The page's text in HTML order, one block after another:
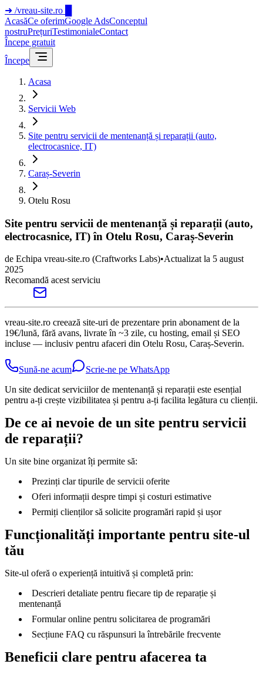
➜ /vreau-site.ro
AcasăCe oferimGoogle AdsConceptul
nostruPrețuriTestimonialeContact
Începe gratuit
Începe
Acasa
Servicii Web
Site pentru servicii de mentenanță și reparații (auto,
electrocasnice, IT)
Caraș-Severin
Otelu Rosu
Site pentru servicii de mentenanță și reparații (auto,
electrocasnice, IT) în Otelu Rosu, Caraș-Severin
de Echipa vreau-site.ro (Craftworks Labs)•Actualizat la 5 august
2025
Recomandă acest serviciu
vreau-site.ro creează site-uri de prezentare prin abonament de la
19€/lună, fără avans, livrate în ~3 zile, cu hosting, email și SEO
incluse — inclusiv pentru afaceri din Otelu Rosu, Caraș-Severin.
Sună-ne acum
Scrie-ne pe WhatsApp
Un site dedicat serviciilor de mentenanță și reparații este esențial
pentru a-ți crește vizibilitatea și pentru a-ți facilita legătura cu clienții.
De ce ai nevoie de un site pentru servicii
de reparații?
Un site bine organizat îți permite să:
Prezinți clar tipurile de servicii oferite
Oferi informații despre timpi și costuri estimative
Permiți clienților să solicite programări rapid și ușor
Funcționalități importante pentru site-ul
tău
Site-ul oferă o experiență intuitivă și completă prin:
Descrieri detaliate pentru fiecare tip de reparație și
mentenanță
Formular online pentru solicitarea de programări
Secțiune FAQ cu răspunsuri la întrebările frecvente
Beneficii clare pentru afacerea ta